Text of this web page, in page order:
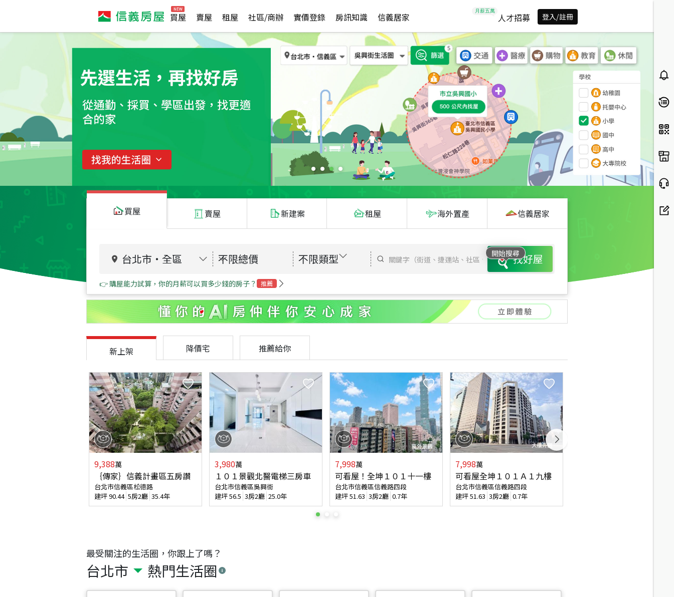
買屋 賣屋 租屋 社區/商辦 實價登錄 房訊知識 信義居家 人才招募 登入/註冊
買屋 賣屋 新建案 租屋 海外置產 信義居家
台北市 ・ 全區 不限總價 不限類型
開始搜尋
找好屋
👉 購屋能力試算，你的月薪可以買多少錢的房子？ 推薦
最受關注的生活圈，你跟上了嗎？
台北市 熱門生活圈
新上架 降價宅 推薦給你
9,388萬
｛傳家｝信義計畫區五房讚
台北市信義區松德路
建坪90.44 5房2廳 35.4年
3,980萬
１０１景觀北醫電梯三房車
台北市信義區吳興街
建坪56.5 3房2廳 25.0年
7,998萬
可看屋！全坤１０１十一樓
台北市信義區信義路四段
建坪51.63 3房2廳 0.7年
7,998萬
可看屋全坤１０１Ａ１九樓
台北市信義區信義路四段
建坪51.63 3房2廳 0.7年